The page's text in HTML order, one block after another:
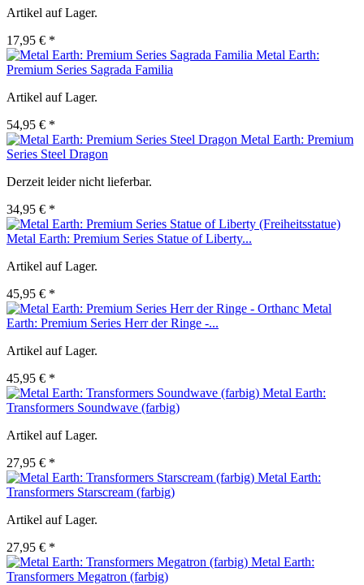
Artikel auf Lager.
17,95 € *
Metal Earth:
Premium Series Sagrada Familia
Artikel auf Lager.
54,95 € *
Metal Earth: Premium
Series Steel Dragon
Derzeit leider nicht lieferbar.
34,95 € *
Metal Earth: Premium Series Statue of Liberty...
Artikel auf Lager.
45,95 € *
Metal
Earth: Premium Series Herr der Ringe -...
Artikel auf Lager.
45,95 € *
Metal Earth:
Transformers Soundwave (farbig)
Artikel auf Lager.
27,95 € *
Metal Earth:
Transformers Starscream (farbig)
Artikel auf Lager.
27,95 € *
Metal Earth:
Transformers Megatron (farbig)